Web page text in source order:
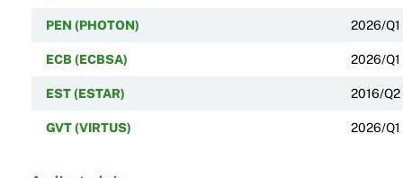
PEN (PHOTON) 2026/Q1
ECB (ECBSA) 2026/Q1
EST (ESTAR) 2016/Q2
GVT (VIRTUS) 2026/Q1